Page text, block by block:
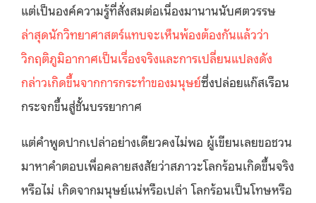
แต่เป็นองค์ความรู้ที่สั่งสมต่อเนื่องมานานนับศตวรรษ
ล่าสุดนักวิทยาศาสตร์แทบจะเห็นพ้องต้องกันแล้วว่า
วิกฤติภูมิอากาศเป็นเรื่องจริงและการเปลี่ยนแปลงดัง
กล่าวเกิดขึ้นจากการกระทำของมนุษย์ซึ่งปล่อยแก๊สเรือน
กระจกขึ้นสู่ชั้นบรรยากาศ
แต่คำพูดปากเปล่าอย่างเดียวคงไม่พอ ผู้เขียนเลยขอชวน
มาหาคำตอบเพื่อคลายสงสัยว่าสภาวะโลกร้อนเกิดขึ้นจริง
หรือไม่ เกิดจากมนุษย์แน่หรือเปล่า โลกร้อนเป็นโทษหรือ